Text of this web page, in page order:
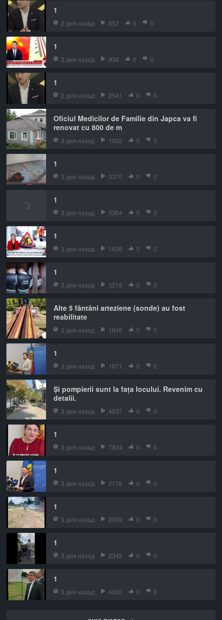
1
2 дня назад 852 0 0
1
2 дня назад 936 0 0
1
2 дня назад 2541 0 0
Oficiul Medicilor de Familie din Japca va fi
renovat cu 800 de m
3 дня назад 1932 0 0
1
3 дня назад 3370 0 0
1
3 дня назад 3364 0 0
1
3 дня назад 1838 0 0
1
3 дня назад 3218 0 0
Alte 5 fântâni arteziene (sonde) au fost
reabilitate
3 дня назад 1846 0 0
1
3 дня назад 1671 0 0
Și pompierii sunt la fața locului. Revenim cu
detalii.
3 дня назад 4837 0 0
1
3 дня назад 7824 0 0
1
3 дня назад 2176 0 0
1
3 дня назад 2009 0 0
1
3 дня назад 2345 0 0
1
3 дня назад 4350 0 0